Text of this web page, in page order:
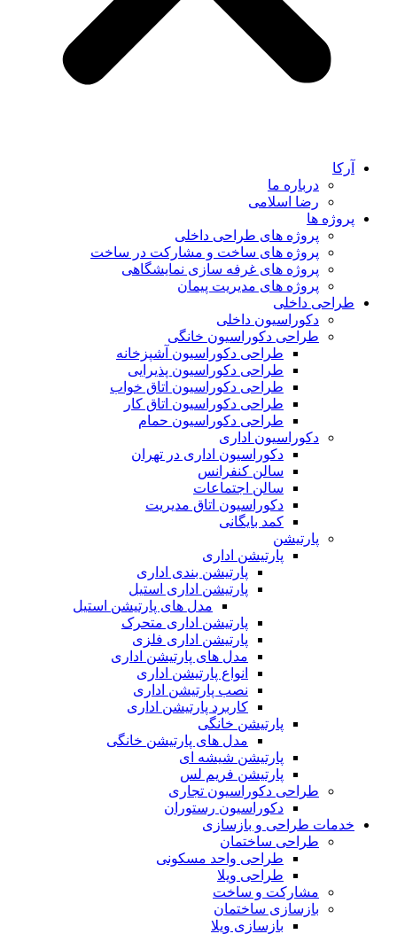
آرکا
درباره ما
رضا اسلامی
پروژه ها
پروژه های طراحی داخلی
پروژه های ساخت و مشارکت در ساخت
پروژه های غرفه سازی نمایشگاهی
پروژه های مدیریت پیمان
طراحی داخلی
دکوراسیون داخلی
طراحی دکوراسیون خانگی
طراحی دکوراسیون آشپزخانه
طراحی دکوراسیون پذیرایی
طراحی دکوراسیون اتاق خواب
طراحی دکوراسیون اتاق کار
طراحی دکوراسیون حمام
دکوراسیون اداری
دکوراسیون اداری در تهران
سالن کنفرانس
سالن اجتماعات
دکوراسیون اتاق مدیریت
کمد بایگانی
پارتیشن
پارتیشن اداری
پارتیشن بندی اداری
پارتیشن اداری استیل
مدل های پارتیشن استیل
پارتیشن اداری متحرک
پارتیشن اداری فلزی
مدل های پارتیشن اداری
انواع پارتیشن اداری
نصب پارتیشن اداری
کاربرد پارتیشن اداری
پارتیشن خانگی
مدل های پارتیشن خانگی
پارتیشن شیشه ای
پارتیشن فریم لس
طراحی دکوراسیون تجاری
دکوراسیون رستوران
خدمات طراحی و بازسازی
طراحی ساختمان
طراحی واحد مسکونی
طراحی ویلا
مشارکت و ساخت
بازسازی ساختمان
بازسازی ویلا